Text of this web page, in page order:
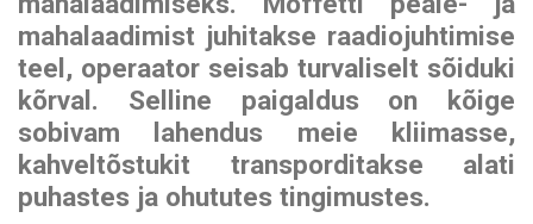
MOFFETT kahveltõstukid
ZEPRO tagaluuktõstukid
MESERA tõstukid
metsaveokitele
BEZARES hüdraulika
komponendid
WIPRO (NUMMI)
hüdraulilised
kallutussilindrid
HIAB lisaseadmed ja
tarvikud
INTERMERCATO
kaalusüsteemid
mahalaadimist juhitakse raadiojuhtimise
teel, operaator seisab turvaliselt sõiduki
kõrval. Selline paigaldus on kõige
sobivam lahendus meie kliimasse,
kahveltõstukit transporditakse alati
puhastes ja ohututes tingimustes.